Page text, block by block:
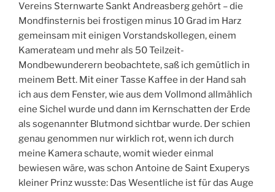
Vereins Sternwarte Sankt Andreasberg gehört – die
Mondfinsternis bei frostigen minus 10 Grad im Harz
gemeinsam mit einigen Vorstandskollegen, einem
Kamerateam und mehr als 50 Teilzeit-
Mondbewunderern beobachtete, saß ich gemütlich in
meinem Bett. Mit einer Tasse Kaffee in der Hand sah
ich aus dem Fenster, wie aus dem Vollmond allmählich
eine Sichel wurde und dann im Kernschatten der Erde
als sogenannter Blutmond sichtbar wurde. Der schien
genau genommen nur wirklich rot, wenn ich durch
meine Kamera schaute, womit wieder einmal
bewiesen wäre, was schon Antoine de Saint Exuperys
kleiner Prinz wusste: Das Wesentliche ist für das Auge